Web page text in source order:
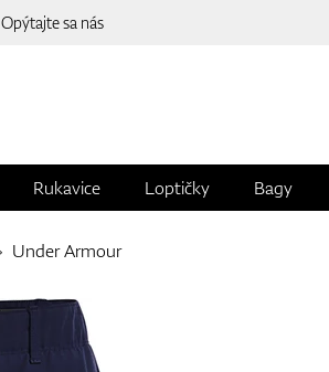
Opýtajte sa nás
Rukavice Loptičky Bagy
Under Armour